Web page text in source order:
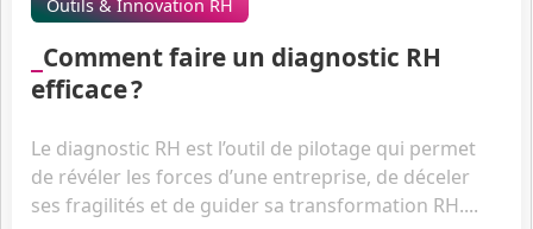
Outils & Innovation RH
Comment faire un diagnostic RH
efficace ?
Le diagnostic RH est l’outil de pilotage qui permet
de révéler les forces d’une entreprise, de déceler
ses fragilités et de guider sa transformation RH....